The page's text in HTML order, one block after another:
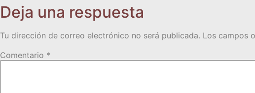
Deja una respuesta
Tu dirección de correo electrónico no será publicada. Los campos
Comentario *